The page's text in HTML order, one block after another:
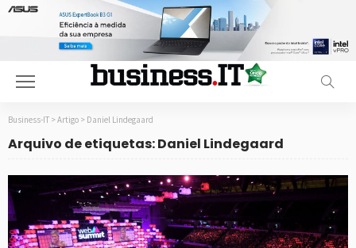
Business-IT > Artigo > Daniel Lindegaard
Arquivo de etiquetas: Daniel Lindegaard